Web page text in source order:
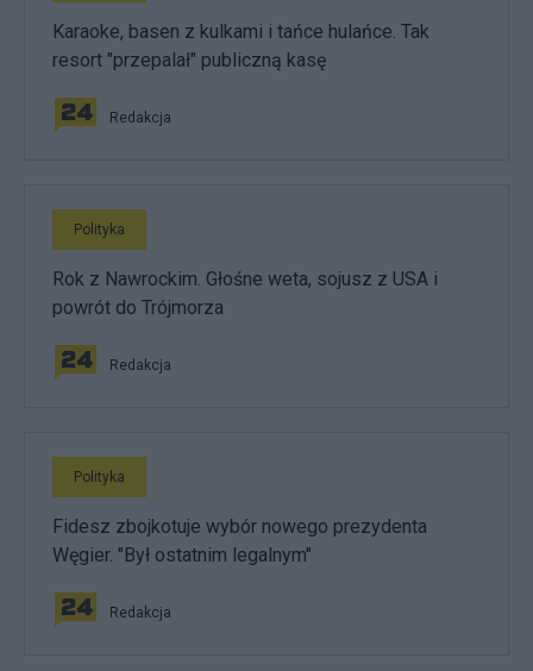
Karaoke, basen z kulkami i tańce hulańce. Tak
resort "przepalał" publiczną kasę
Redakcja
Polityka
Rok z Nawrockim. Głośne weta, sojusz z USA i
powrót do Trójmorza
Redakcja
Polityka
Fidesz zbojkotuje wybór nowego prezydenta
Węgier. "Był ostatnim legalnym"
Redakcja